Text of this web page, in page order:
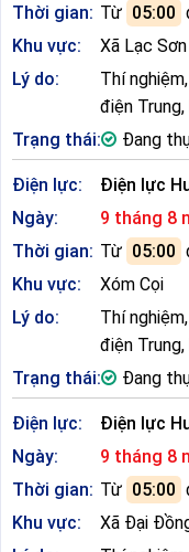
Thời gian: Từ 05:00
Khu vực:
Xã Lạc Sơn
Lý do:
Thí
điện Trung,
Trạng thái:
Đang
Điện lực:
Điện lực
Ngày:
9 tháng 8
Thời gian: Từ 05:00
Khu vực:
Xóm Cọi
Lý do:
Thí
điện Trung,
Trạng thái:
Đang
Điện lực:
Điện lực
Ngày:
9 tháng 8
Thời gian: Từ 05:00
Khu vực:
Xã Đại